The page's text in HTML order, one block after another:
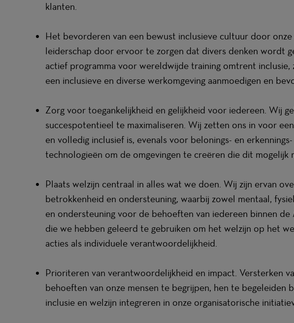
klanten.
Het bevorderen van een bewust inclusieve cultuur door
leiderschap door ervoor te zorgen dat divers denken wordt
actief programma voor wereldwijde training omtrent
een inclusieve en diverse werkomgeving aanmoedigen en
Zorg voor toegankelijkheid en gelijkheid voor iedereen. Wij
succespotentieel te maximaliseren. Wij zetten ons in voor
en volledig inclusief is, evenals voor belonings- en
technologieën om de omgevingen te creëren die dit mogelijk
Plaats welzijn centraal in alles wat we doen. Wij zijn ervan
betrokkenheid en ondersteuning, waarbij zowel mentaal,
en ondersteuning voor de behoeften van iedereen binnen
die we hebben geleerd te gebruiken om het welzijn op het
acties als individuele verantwoordelijkheid.
Prioriteren van verantwoordelijkheid en impact. Versterken
behoeften van onze mensen te begrijpen, hen te
inclusie en welzijn integreren in onze organisatorische